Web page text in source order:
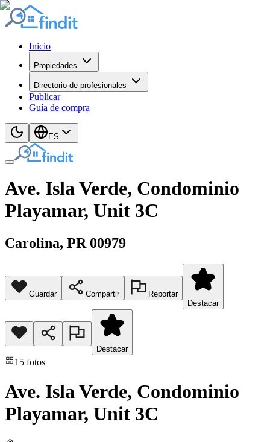
Inicio
Propiedades
Directorio de profesionales
Publicar
Guía de compra
ES
Ave. Isla Verde, Condominio
Playamar, Unit 3C
Carolina, PR 00979
Guardar Compartir
Reportar
Destacar
Destacar
15 fotos
Ave. Isla Verde, Condominio
Playamar, Unit 3C